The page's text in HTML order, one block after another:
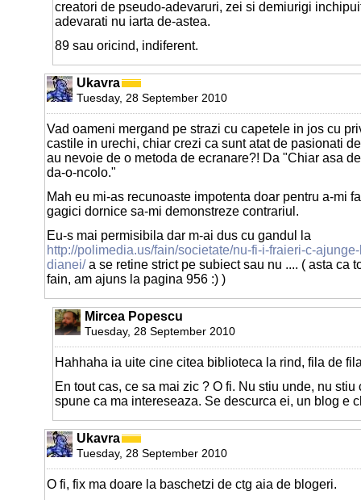
creatori de pseudo-adevaruri, zei si demiurigi
adevarati nu iarta de-astea.
89 sau oricind, indiferent.
Ukavra
Tuesday, 28 September 2010
Vad oameni mergand pe strazi cu capetele in jos cu
castile in urechi, chiar crezi ca sunt atat de pasionati
au nevoie de o metoda de ecranare?! Da "Chiar asa
da-o-ncolo."
Mah eu mi-as recunoaste impotenta doar pentru a-mi
gagici dornice sa-mi demonstreze contrariul.
Eu-s mai permisibila dar m-ai dus cu gandul la
http://polimedia.us/fain/societate/nu-fi-i-fraieri-c-
dianei/a se retine strict pe subiect sau nu .... ( asta ca
fain, am ajuns la pagina 956 :) )
Mircea Popescu
Tuesday, 28 September 2010
Hahhaha ia uite cine citea biblioteca la rind, fila de
En tout cas, ce sa mai zic ? O fi. Nu stiu unde, nu stiu
spune ca ma intereseaza. Se descurca ei, un blog e
Ukavra
Tuesday, 28 September 2010
O fi, fix ma doare la baschetzi de ctg aia de blogeri.